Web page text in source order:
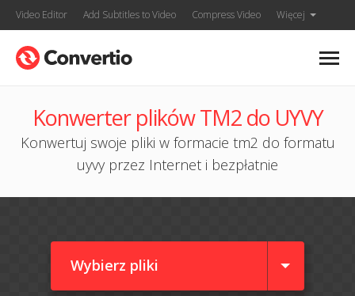
Video Editor Add Subtitles to Video Compress Video Więcej
Konwerter plików TM2 do UYVY
Konwertuj swoje pliki w formacie tm2 do formatu
uyvy przez Internet i bezpłatnie
Wybierz pliki